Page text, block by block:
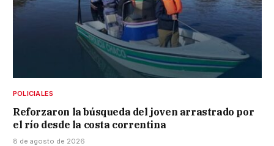
POLICIALES
Reforzaron la búsqueda del joven arrastrado por
el río desde la costa correntina
8 de agosto de 2026